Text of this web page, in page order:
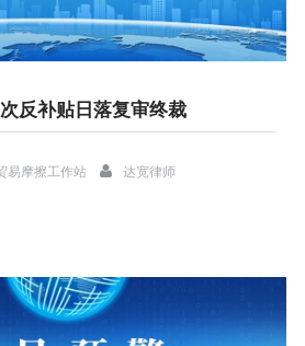
反补贴日落复审终裁
易摩擦工作站 达宽律师